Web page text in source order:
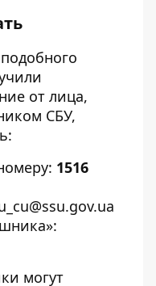
от лица,
СБУ,
1516
могут